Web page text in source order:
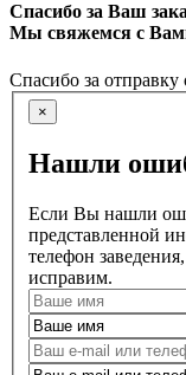
Спасибо за Ваш
Мы свяжемся с
Спасибо за
×
Нашли
Если Вы нашли
представленной
телефон
исправим.